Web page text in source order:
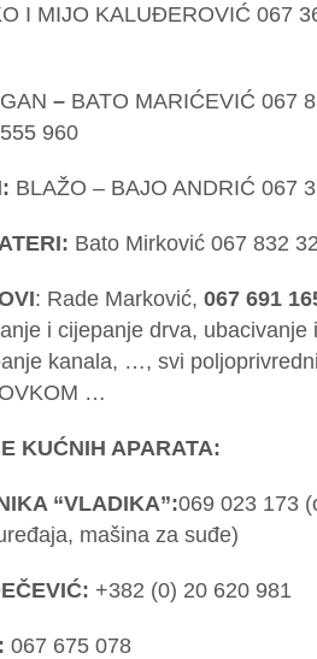
I MIJO KALUĐEROVIĆ 067
–BATO MARIĆEVIĆ 067
960
BLAŽO – BAJO ANDRIĆ 067
Bato Mirković 067 832
: Rade Marković, 067 691
i cijepanje drva, ubacivanje
kanala, …, svi
…
KUĆNIH APARATA:
“VLADIKA”:069 023 173
mašina za suđe)
+382 (0) 20 620 981
067 675 078